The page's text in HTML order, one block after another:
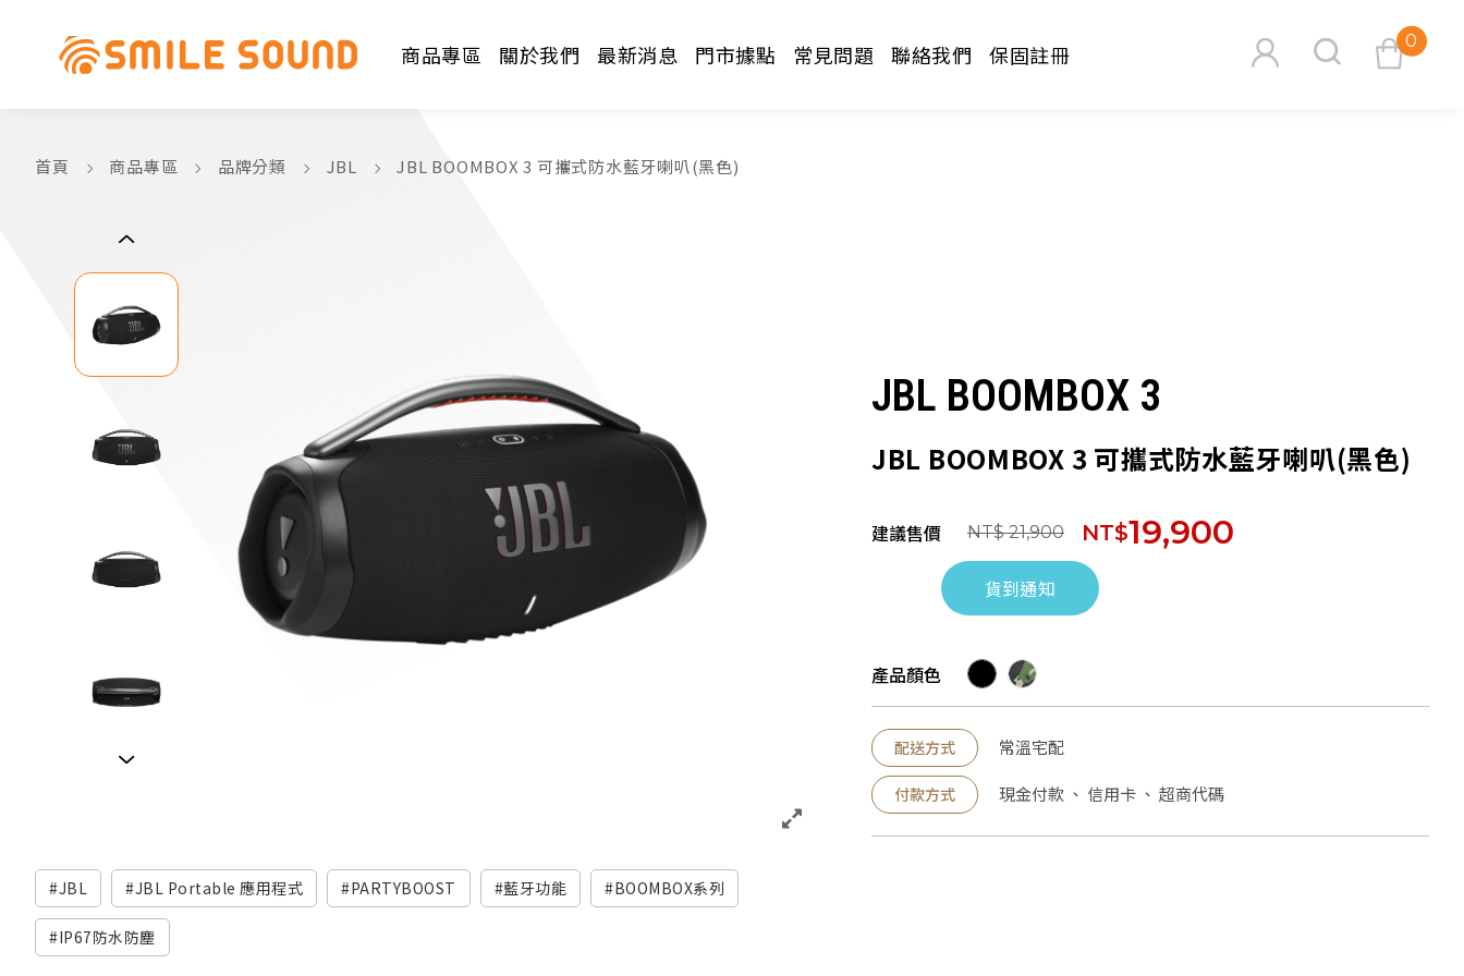
0
商品專區 關於我們 最新消息 門市據點 常見問題 聯絡我們 保固註冊
首頁 商品專區 品牌分類 JBL JBL BOOMBOX 3 可攜式防水藍牙喇叭(黑色)
JBL JBL Portable 應用程式 PARTYBOOST 藍牙功能 BOOMBOX系列
IP67防水防塵
JBL BOOMBOX 3
JBL BOOMBOX 3 可攜式防水藍牙喇叭(黑色)
建議售價 NT$ 21,900 NT$19,900
貨到通知
產品顏色
配送方式 常溫宅配
付款方式 現金付款 、 信用卡 、 超商代碼